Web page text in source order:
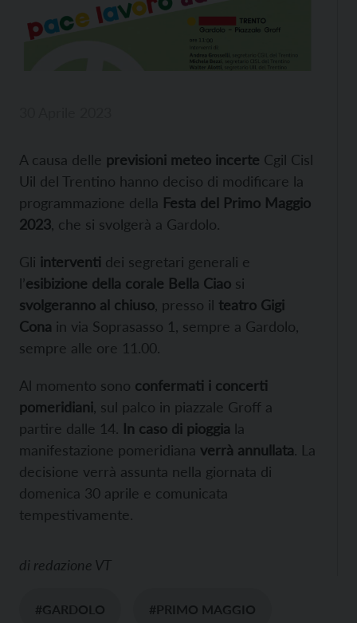
A causa delle previsioni meteo incerte Cgil Cisl
Uil del Trentino hanno deciso di modificare la
programmazione della Festa del Primo Maggio
2023 , che si svolgerà a Gardolo.
Gli interventi dei segretari generali e
l’esibizione della corale Bella Ciao si
svolgeranno al chiuso , presso il teatro Gigi
Cona in via Soprasasso 1, sempre a Gardolo,
sempre alle ore 11.00.
Al momento sono confermati i concerti
pomeridiani , sul palco in piazzale Groff a
partire dalle 14. In caso di pioggia la
manifestazione pomeridiana verrà annullata. La
decisione verrà assunta nella giornata di
domenica 30 aprile e comunicata
tempestivamente.
di redazione VT
#GARDOLO #PRIMO MAGGIO